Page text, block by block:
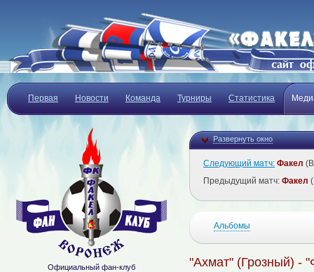
Первая Новости Команда Турниры Статистика
Развернуть окно
Следующий матч: Факел
Предыдущий матч: Факел
Альбомы
"Ахмат" (Грозный) -
Официальный фан-клуб